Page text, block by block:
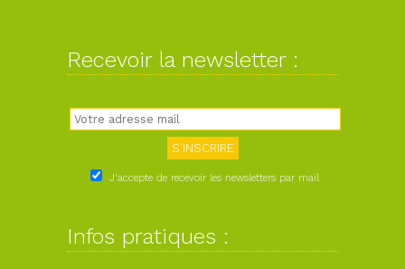
Recevoir la newsletter :
J'accepte de recevoir les newsletters par mail
Infos pratiques :